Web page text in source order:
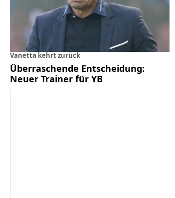
Vanetta kehrt zurück
Überraschende Entscheidung:
Neuer Trainer für YB